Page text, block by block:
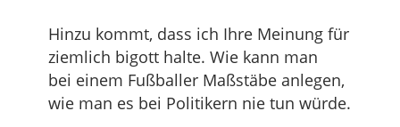
Hinzu kommt, dass ich Ihre Meinung für
ziemlich bigott halte. Wie kann man
bei einem Fußballer Maßstäbe anlegen,
wie man es bei Politikern nie tun würde.